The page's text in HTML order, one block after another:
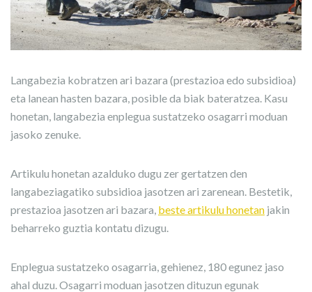
Langabezia kobratzen ari bazara (prestazioa edo subsidioa)
eta lanean hasten bazara, posible da biak bateratzea. Kasu
honetan, langabezia enplegua sustatzeko osagarri moduan
jasoko zenuke.
Artikulu honetan azalduko dugu zer gertatzen den
langabeziagatiko subsidioa jasotzen ari zarenean. Bestetik,
prestazioa jasotzen ari bazara, beste artikulu honetan jakin
beharreko guztia kontatu dizugu.
Enplegua sustatzeko osagarria, gehienez, 180 egunez jaso
ahal duzu. Osagarri moduan jasotzen dituzun egunak